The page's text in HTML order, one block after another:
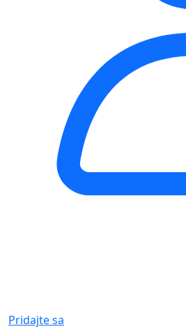
Pridajte sa